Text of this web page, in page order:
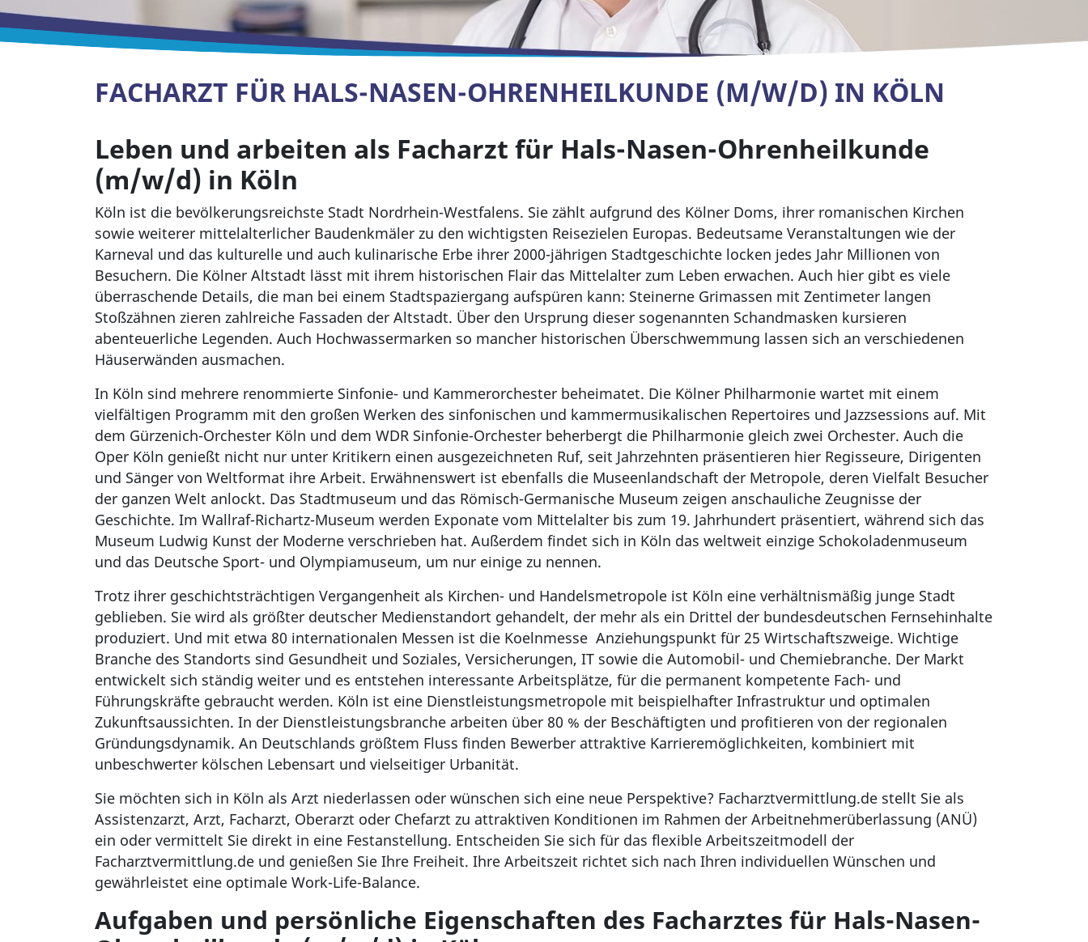
FACHARZT FÜR HALS-NASEN-OHRENHEILKUNDE (M/W/D) IN KÖLN
Leben und arbeiten als Facharzt für Hals-Nasen-Ohrenheilkunde
(m/w/d) in Köln
Köln ist die bevölkerungsreichste Stadt Nordrhein-Westfalens. Sie zählt aufgrund des Kölner Doms, ihrer romanischen Kirchen
sowie weiterer mittelalterlicher Baudenkmäler zu den wichtigsten Reisezielen Europas. Bedeutsame Veranstaltungen wie der
Karneval und das kulturelle und auch kulinarische Erbe ihrer 2000-jährigen Stadtgeschichte locken jedes Jahr Millionen von
Besuchern. Die Kölner Altstadt lässt mit ihrem historischen Flair das Mittelalter zum Leben erwachen. Auch hier gibt es viele
überraschende Details, die man bei einem Stadtspaziergang aufspüren kann: Steinerne Grimassen mit Zentimeter langen
Stoßzähnen zieren zahlreiche Fassaden der Altstadt. Über den Ursprung dieser sogenannten Schandmasken kursieren
abenteuerliche Legenden. Auch Hochwassermarken so mancher historischen Überschwemmung lassen sich an verschiedenen
Häuserwänden ausmachen.
In Köln sind mehrere renommierte Sinfonie- und Kammerorchester beheimatet. Die Kölner Philharmonie wartet mit einem
vielfältigen Programm mit den großen Werken des sinfonischen und kammermusikalischen Repertoires und Jazzsessions auf. Mit
dem Gürzenich-Orchester Köln und dem WDR Sinfonie-Orchester beherbergt die Philharmonie gleich zwei Orchester. Auch die
Oper Köln genießt nicht nur unter Kritikern einen ausgezeichneten Ruf, seit Jahrzehnten präsentieren hier Regisseure, Dirigenten
und Sänger von Weltformat ihre Arbeit. Erwähnenswert ist ebenfalls die Museenlandschaft der Metropole, deren Vielfalt Besucher
der ganzen Welt anlockt. Das Stadtmuseum und das Römisch-Germanische Museum zeigen anschauliche Zeugnisse der
Geschichte. Im Wallraf-Richartz-Museum werden Exponate vom Mittelalter bis zum 19. Jahrhundert präsentiert, während sich das
Museum Ludwig Kunst der Moderne verschrieben hat. Außerdem findet sich in Köln das weltweit einzige Schokoladenmuseum
und das Deutsche Sport- und Olympiamuseum, um nur einige zu nennen.
Trotz ihrer geschichtsträchtigen Vergangenheit als Kirchen- und Handelsmetropole ist Köln eine verhältnismäßig junge Stadt
geblieben. Sie wird als größter deutscher Medienstandort gehandelt, der mehr als ein Drittel der bundesdeutschen Fernsehinhalte
produziert. Und mit etwa 80 internationalen Messen ist die Koelnmesse Anziehungspunkt für 25 Wirtschaftszweige. Wichtige
Branche des Standorts sind Gesundheit und Soziales, Versicherungen, IT sowie die Automobil- und Chemiebranche. Der Markt
entwickelt sich ständig weiter und es entstehen interessante Arbeitsplätze, für die permanent kompetente Fach- und
Führungskräfte gebraucht werden. Köln ist eine Dienstleistungsmetropole mit beispielhafter Infrastruktur und optimalen
Zukunftsaussichten. In der Dienstleistungsbranche arbeiten über 80 % der Beschäftigten und profitieren von der regionalen
Gründungsdynamik. An Deutschlands größtem Fluss finden Bewerber attraktive Karrieremöglichkeiten, kombiniert mit
unbeschwerter kölschen Lebensart und vielseitiger Urbanität.
Sie möchten sich in Köln als Arzt niederlassen oder wünschen sich eine neue Perspektive? Facharztvermittlung.de stellt Sie als
Assistenzarzt, Arzt, Facharzt, Oberarzt oder Chefarzt zu attraktiven Konditionen im Rahmen der Arbeitnehmerüberlassung (ANÜ)
ein oder vermittelt Sie direkt in eine Festanstellung. Entscheiden Sie sich für das flexible Arbeitszeitmodell der
Facharztvermittlung.de und genießen Sie Ihre Freiheit. Ihre Arbeitszeit richtet sich nach Ihren individuellen Wünschen und
gewährleistet eine optimale Work-Life-Balance.
Aufgaben und persönliche Eigenschaften des Facharztes für Hals-Nasen-